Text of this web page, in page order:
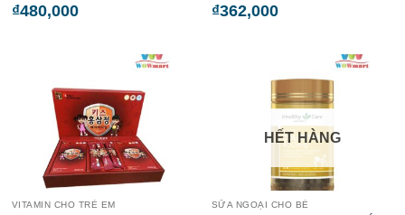
₫480,000 ₫362,000
VITAMIN CHO TRẺ EM
HẾT HÀNG
SỮA NGOẠI CHO BÉ